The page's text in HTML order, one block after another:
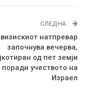
СЛЕДНА
натпревар
започнува вечерва,
од пет земји
поради учеството на
Израел